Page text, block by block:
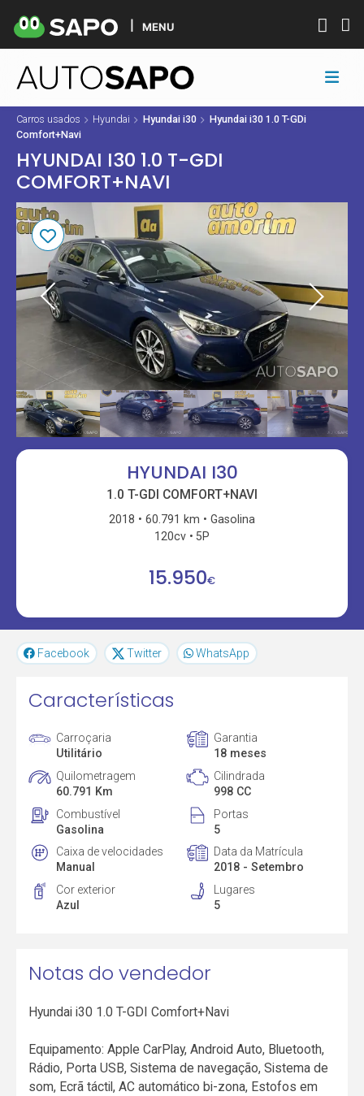
MENU
Carros usados Hyundai Hyundai i30
Hyundai i30 1.0 T-GDi
Comfort+Navi
HYUNDAI I30 1.0 T-GDI
COMFORT+NAVI
HYUNDAI I30
1.0 T-GDI COMFORT+NAVI
2018 60.791 km
Gasolina
120cv
5P
15.950€
Facebook Twitter WhatsApp
Características
Carroçaria
Utilitário
Garantia
18 meses
Quilometragem
60.791 Km
Cilindrada
998 CC
Combustível
Gasolina
Portas
5
Caixa de velocidades
Manual
Data da Matrícula
2018 - Setembro
Cor exterior
Azul
Lugares
5
Notas do vendedor
Hyundai i30 1.0 T-GDI Comfort+Navi
Equipamento: Apple CarPlay, Android Auto, Bluetooth,
Rádio, Porta USB, Sistema de navegação, Sistema de
som, Ecrã táctil, AC automático bi-zona, Estofos em